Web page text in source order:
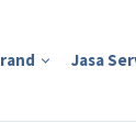
Jasa